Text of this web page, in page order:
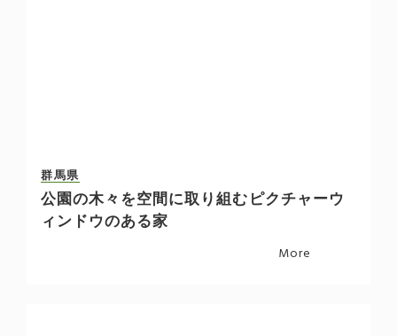
群馬県
公園の木々を空間に取り組むピクチャーウ
ィンドウのある家
More